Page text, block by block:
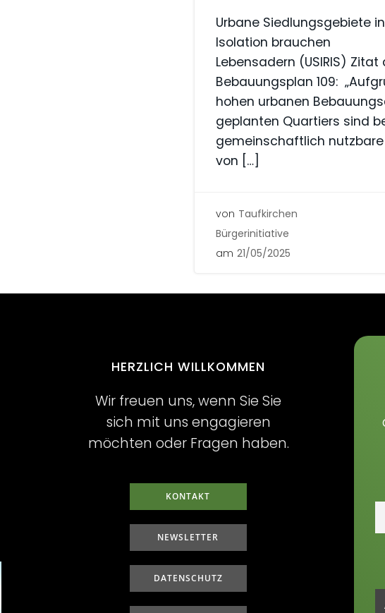
Urbane Siedlungsgebiete
Isolation brauchen
Lebensadern (USIRIS)
Bebauungsplan 109:
hohen urbanen
geplanten Quartiers sind
gemeinschaftlich
von […]
von Taufkirchen
Bürgerinitiative
am 21/05/2025
HERZLICH WILLKOMMEN
Wir freuen uns, wenn Sie Sie
sich mit uns engagieren
möchten oder Fragen haben.
KONTAKT
NEWSLETTER
DATENSCHUTZ